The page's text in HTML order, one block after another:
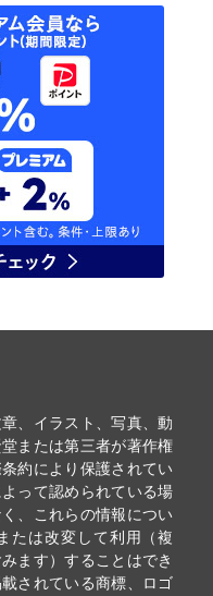
、イラスト、写真、動
または第三者が著作権
約により保護されてい
って認められている場
、これらの情報につい
たは改変して利用（複
ます）することはでき
されている商標、ロゴ